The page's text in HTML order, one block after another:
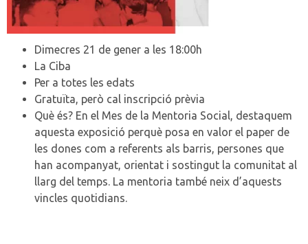
Dimecres 21 de gener a les 18:00h
La Ciba
Per a totes les edats
Gratuïta, però cal inscripció prèvia
Què és? En el Mes de la Mentoria Social, destaquem
aquesta exposició perquè posa en valor el paper de
les dones com a referents als barris, persones que
han acompanyat, orientat i sostingut la comunitat al
llarg del temps. La mentoria també neix d’aquests
vincles quotidians.